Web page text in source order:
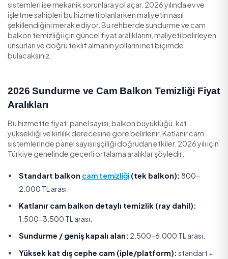
Cam balkonlar ve sundurmeler, ev ve işletmelere ferah
görünüm kazandırsa da çok sayıda cam panel, ray
dış cephe teması nedeniyle özenli temizlik gerektirir.
polen, toz ve yağmur izi camları matlaştırır; ihmal
şekillendiğini merak ediyor. Bu rehberde sundurme ve
balkon temizliği için güncel fiyat aralıklarını, maliyeti
bulacaksınız.
Aralıkları
Bu hizmette fiyat; panel sayısı, balkon büyüklüğü, kat
yüksekliği ve kirlilik derecesine göre belirlenir. Katlanır
Türkiye genelinde geçerli ortalama aralıklar şöyledir: